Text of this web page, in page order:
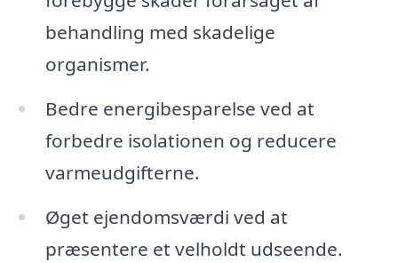
behandling med skadelige
organismer.
Bedre energibesparelse ved at
forbedre isolationen og reducere
varmeudgifterne.
Øget ejendomsværdi ved at
præsentere et velholdt udseende.